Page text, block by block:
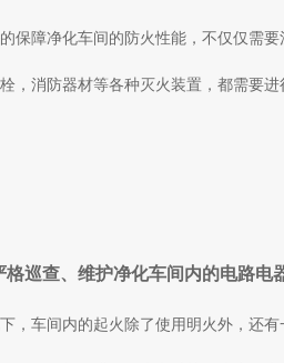
保障净化车间的防火性能，不仅仅需
，消防器材等各种灭火装置，都需要
格巡查、维护净化车间内的电路电
，车间内的起火除了使用明火外，还